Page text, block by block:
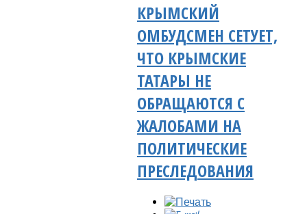
КРЫМСКИЙ
ОМБУДСМЕН СЕТУЕТ,
ЧТО КРЫМСКИЕ
ТАТАРЫ НЕ
ОБРАЩАЮТСЯ С
ЖАЛОБАМИ НА
ПОЛИТИЧЕСКИЕ
ПРЕСЛЕДОВАНИЯ